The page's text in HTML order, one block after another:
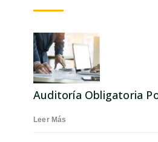
Auditoría Obligatoria
Leer Más